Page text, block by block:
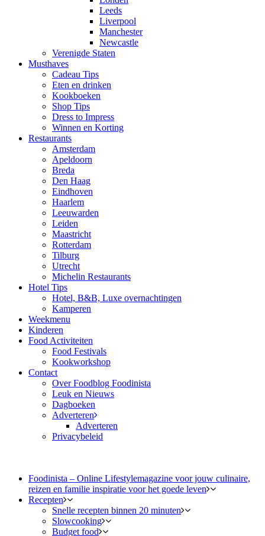
Leeds
Liverpool
Manchester
Newcastle
Verenigde Staten
Musthaves
Cadeau Tips
Eten en drinken
Kookboeken
Shop Tips
Dress to Impress
Winnen en Korting
Restaurants
Amsterdam
Apeldoorn
Breda
Den Haag
Eindhoven
Haarlem
Leeuwarden
Leiden
Maastricht
Rotterdam
Tilburg
Utrecht
Michelin Restaurants
Hotel Tips
Hotel, B&B, Luxe overnachtingen
Kamperen
Weekmenu
Kinderen
Food Activiteiten
Food Festivals
Kookworkshop
Contact
Over Foodblog Foodinista
Leuk en Nieuws
Dagboeken
Adverteren
Adverteren
Privacybeleid
Foodinista – Online Lifestylemagazine voor jouw culinaire,
reizen en familie inspiratie voor het goede leven
Recepten
Snelle recepten binnen 20 minuten
Slowcooking
Budget food